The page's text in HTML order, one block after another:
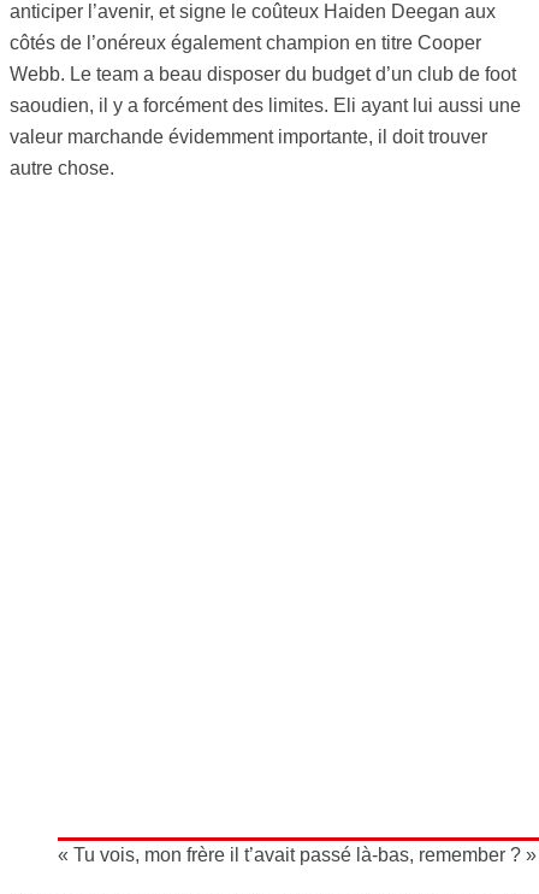
anticiper l’avenir, et signe le coûteux Haiden Deegan aux
côtés de l’onéreux également champion en titre Cooper
Webb. Le team a beau disposer du budget d’un club de foot
saoudien, il y a forcément des limites. Eli ayant lui aussi une
valeur marchande évidemment importante, il doit trouver
autre chose.
« Tu vois, mon frère il t’avait passé là-bas, remember ? »